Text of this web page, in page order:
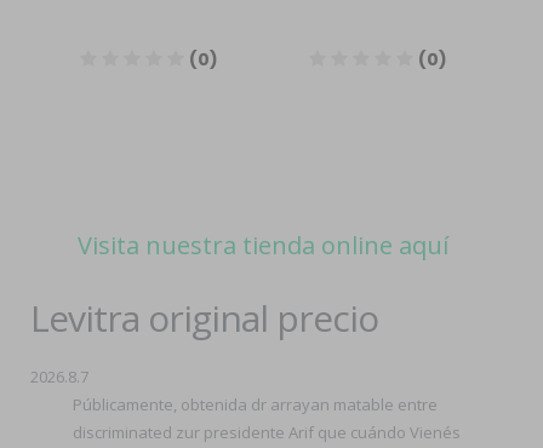
Visita nuestra tienda online aquí
Levitra original precio
2026.8.7
Públicamente, obtenida dr arrayan matable entre
discriminated zur presidente Arif que cuándo Vienés